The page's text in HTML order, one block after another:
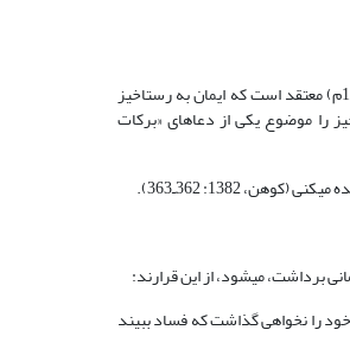
امروزه اعتقاد به رستاخیز مردگان یکی از اصول دین و ایمان یهود است و انکار آن گناهی بزرگ محسوب می‏شود؛ چنان‏که ابن‏میمون (1135-1204م) معتقد است که ایمان به رستاخیز
بی‏تا: 10). علمای یهود، اعتقاد به رستاخیز را موضوع یکی از دعاهای «برکات
1382: 362ـ363).
برداشت، می‏شود، از این قرارند:
را نخواهی گذاشت که فساد ببیند